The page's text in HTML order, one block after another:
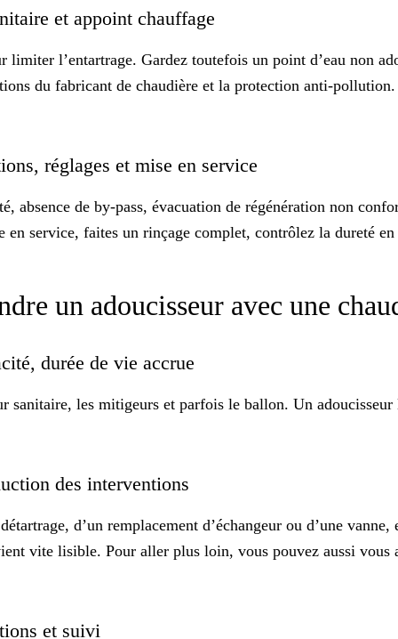
et appoint chauffage
limiter l’entartrage. Gardez toutefois un point d’eau non
du fabricant de chaudière et la protection anti-
réglages et mise en service
absence de by-pass, évacuation de régénération non
en service, faites un rinçage complet, contrôlez la dureté
un adoucisseur avec une
durée de vie accrue
sanitaire, les mitigeurs et parfois le ballon. Un
des interventions
d’un remplacement d’échangeur ou d’une
vite lisible. Pour aller plus loin, vous pouvez aussi
et suivi